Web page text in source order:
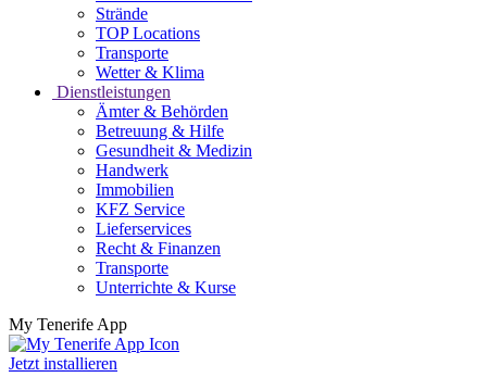
Strände
TOP Locations
Transporte
Wetter & Klima
Dienstleistungen
Ämter & Behörden
Betreuung & Hilfe
Gesundheit & Medizin
Handwerk
Immobilien
KFZ Service
Lieferservices
Recht & Finanzen
Transporte
Unterrichte & Kurse
My Tenerife App
Jetzt installieren